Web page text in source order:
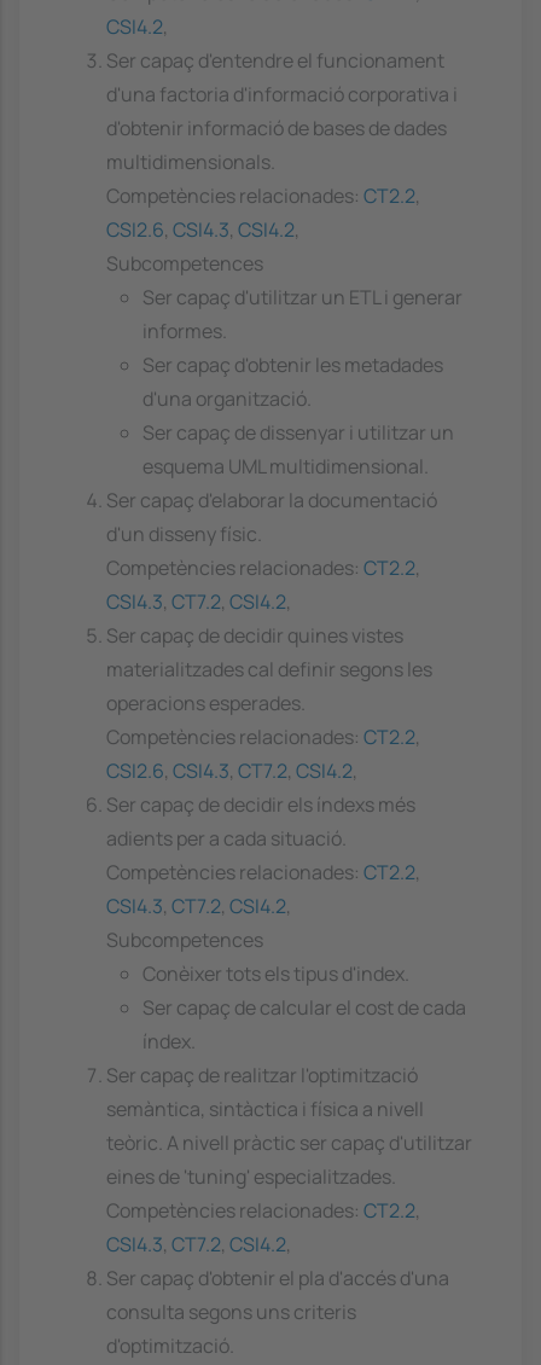
CSI4.2,
Ser capaç d'entendre el funcionament
d'una factoria d'informació corporativa i
d'obtenir informació de bases de dades
multidimensionals.
Competències relacionades: CT2.2,
CSI2.6, CSI4.3, CSI4.2,
Subcompetences
Ser capaç d'utilitzar un ETL i generar
informes.
Ser capaç d'obtenir les metadades
d'una organització.
Ser capaç de dissenyar i utilitzar un
esquema UML multidimensional.
Ser capaç d'elaborar la documentació
d'un disseny físic.
Competències relacionades: CT2.2,
CSI4.3, CT7.2, CSI4.2,
Ser capaç de decidir quines vistes
materialitzades cal definir segons les
operacions esperades.
Competències relacionades: CT2.2,
CSI2.6, CSI4.3, CT7.2, CSI4.2,
Ser capaç de decidir els índexs més
adients per a cada situació.
Competències relacionades: CT2.2,
CSI4.3, CT7.2, CSI4.2,
Subcompetences
Conèixer tots els tipus d'index.
Ser capaç de calcular el cost de cada
índex.
Ser capaç de realitzar l'optimització
semàntica, sintàctica i física a nivell
teòric. A nivell pràctic ser capaç d'utilitzar
eines de 'tuning' especialitzades.
Competències relacionades: CT2.2,
CSI4.3, CT7.2, CSI4.2,
Ser capaç d'obtenir el pla d'accés d'una
consulta segons uns criteris
d'optimització.